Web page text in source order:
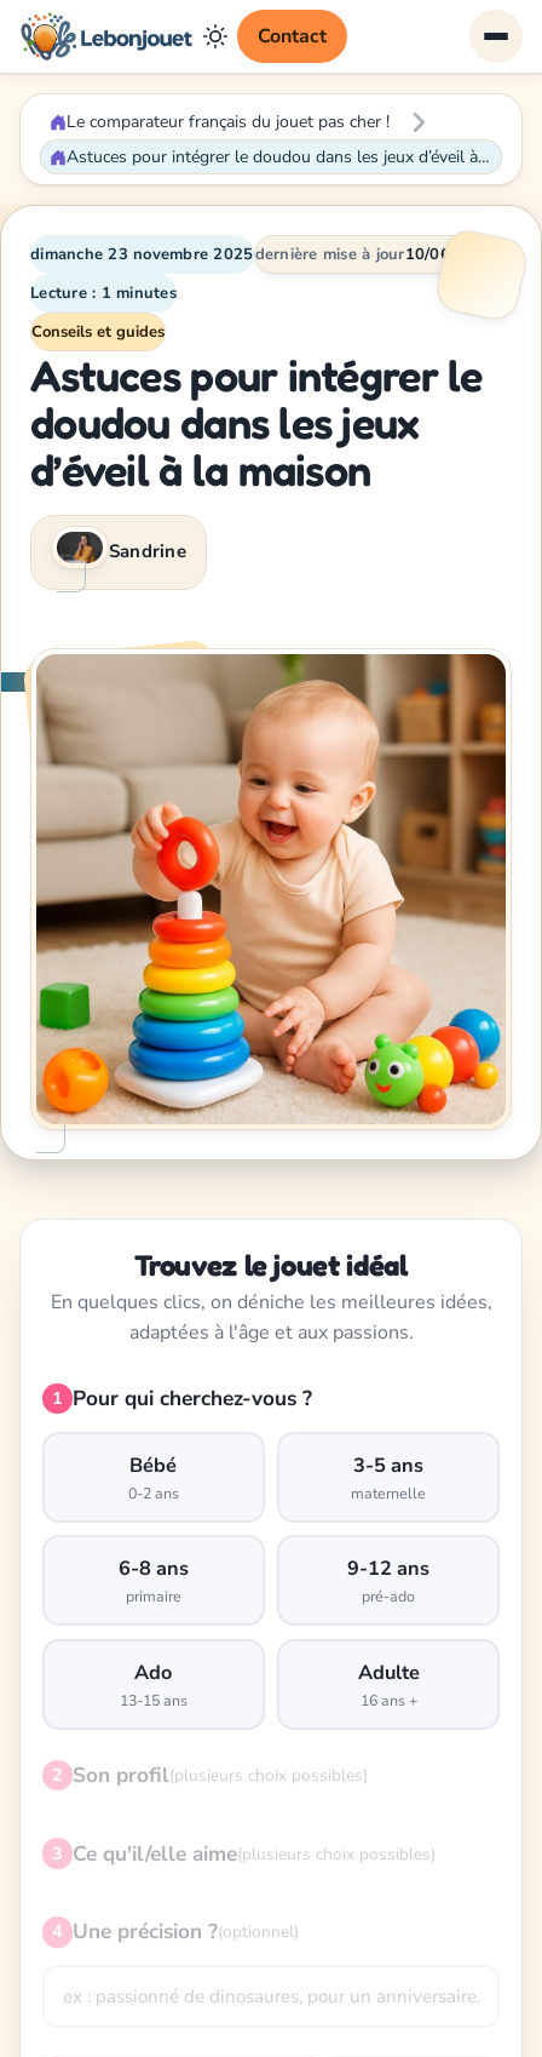
Contact
Le comparateur français du jouet pas cher !
Astuces pour intégrer le doudou dans les jeux d’éveil à la maison
dimanche 23 novembre 2025dernière mise à jour10/06/2026
Lecture : 1 minutes
Conseils et guides
Astuces pour intégrer le
doudou dans les jeux
d’éveil à la maison
Sandrine
Trouvez le jouet idéal
En quelques clics, on déniche les meilleures idées,
adaptées à l'âge et aux passions.
1 Pour qui cherchez-vous ?
Bébé
0-2 ans
3-5 ans
maternelle
6-8 ans
primaire
9-12 ans
pré-ado
Ado
13-15 ans
Adulte
16 ans +
2 Son profil(plusieurs choix possibles)
3 Ce qu'il/elle aime(plusieurs choix possibles)
4 Une précision ?(optionnel)